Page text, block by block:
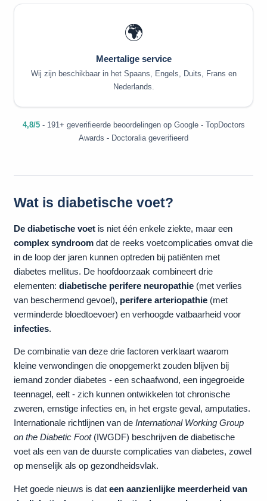
🌍
Meertalige service
Wij zijn beschikbaar in het Spaans, Engels, Duits, Frans en
Nederlands.
4,8/5- 191+ geverifieerde beoordelingen op Google - TopDoctors
Awards - Doctoralia geverifieerd
Wat is diabetische voet?
De diabetische voetis niet één enkele ziekte, maar een
complex syndroomdat de reeks voetcomplicaties omvat die
in de loop der jaren kunnen optreden bij patiënten met
diabetes mellitus. De hoofdoorzaak combineert drie
elementen: diabetische perifere neuropathie(met verlies
van beschermend gevoel), perifere arteriopathie(met
verminderde bloedtoevoer) en verhoogde vatbaarheid voor
infecties.
De combinatie van deze drie factoren verklaart waarom
kleine verwondingen die onopgemerkt zouden blijven bij
iemand zonder diabetes - een schaafwond, een ingegroeide
teennagel, eelt - zich kunnen ontwikkelen tot chronische
zweren, ernstige infecties en, in het ergste geval, amputaties.
Internationale richtlijnen van de International Working Group
on the Diabetic Foot(IWGDF) beschrijven de diabetische
voet als een van de duurste complicaties van diabetes, zowel
op menselijk als op gezondheidsvlak.
Het goede nieuws is dat een aanzienlijke meerderheid van